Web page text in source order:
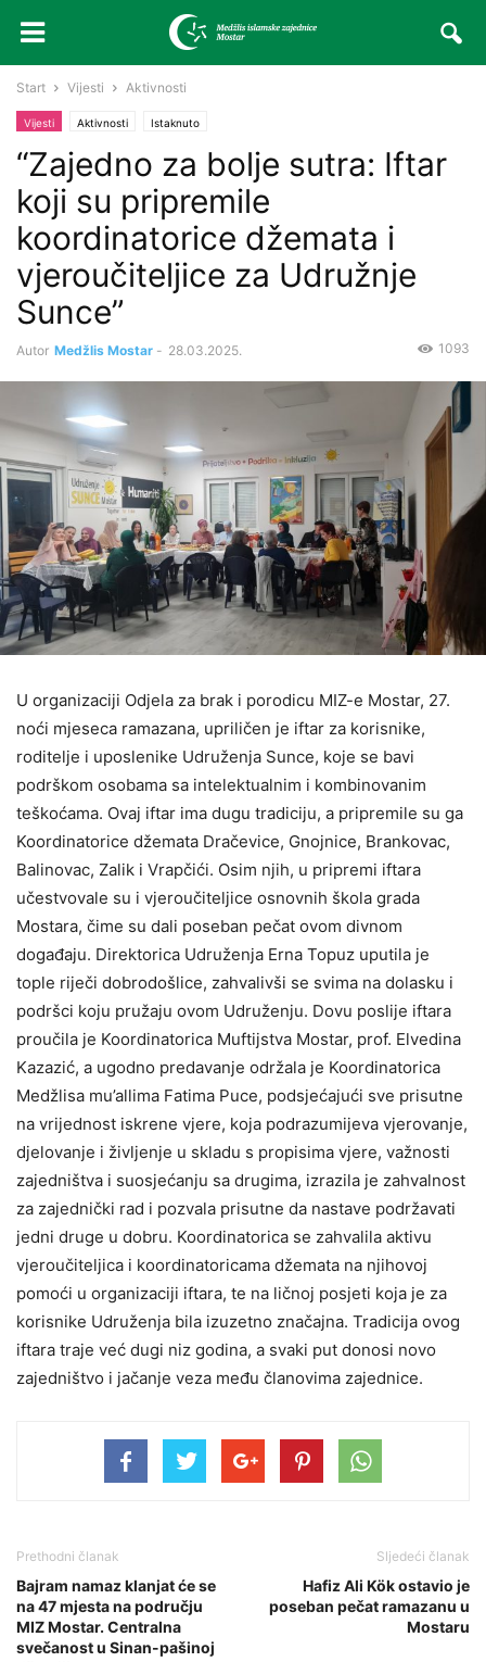
Start Vijesti Aktivnosti
Vijesti Aktivnosti Istaknuto
“Zajedno za bolje sutra: Iftar
koji su pripremile
koordinatorice džemata i
vjeroučiteljice za Udružnje
Sunce”
Autor Medžlis Mostar - 28.03.2025. 1093
U organizaciji Odjela za brak i porodicu MIZ-e Mostar, 27.
noći mjeseca ramazana, upriličen je iftar za korisnike,
roditelje i uposlenike Udruženja Sunce, koje se bavi
podrškom osobama sa intelektualnim i kombinovanim
teškoćama. Ovaj iftar ima dugu tradiciju, a pripremile su ga
Koordinatorice džemata Dračevice, Gnojnice, Brankovac,
Balinovac, Zalik i Vrapčići. Osim njih, u pripremi iftara
učestvovale su i vjeroučiteljice osnovnih škola grada
Mostara, čime su dali poseban pečat ovom divnom
događaju. Direktorica Udruženja Erna Topuz uputila je
tople riječi dobrodošlice, zahvalivši se svima na dolasku i
podršci koju pružaju ovom Udruženju. Dovu poslije iftara
proučila je Koordinatorica Muftijstva Mostar, prof. Elvedina
Kazazić, a ugodno predavanje održala je Koordinatorica
Medžlisa mu’allima Fatima Puce, podsjećajući sve prisutne
na vrijednost iskrene vjere, koja podrazumijeva vjerovanje,
djelovanje i življenje u skladu s propisima vjere, važnosti
zajedništva i suosjećanju sa drugima, izrazila je zahvalnost
za zajednički rad i pozvala prisutne da nastave podržavati
jedni druge u dobru. Koordinatorica se zahvalila aktivu
vjeroučiteljica i koordinatoricama džemata na njihovoj
pomoći u organizaciji iftara, te na ličnoj posjeti koja je za
korisnike Udruženja bila izuzetno značajna. Tradicija ovog
iftara traje već dugi niz godina, a svaki put donosi novo
zajedništvo i jačanje veza među članovima zajednice.
Prethodni članak
Bajram namaz klanjat će se
na 47 mjesta na području
MIZ Mostar. Centralna
svečanost u Sinan-pašinoj
Sljedeći članak
Hafiz Ali Kök ostavio je
poseban pečat ramazanu u
Mostaru